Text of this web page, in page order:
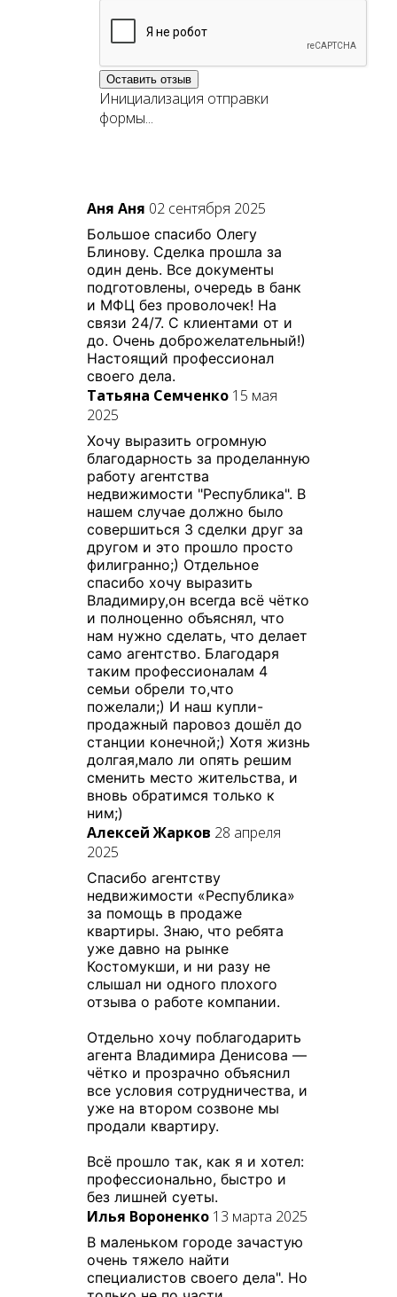
Оставить отзыв
Инициализация отправки
формы...
Аня Аня 02 сентября 2025
Большое спасибо Олегу
Блинову. Сделка прошла за
один день. Все документы
подготовлены, очередь в банк
и МФЦ без проволочек! На
связи 24/7. С клиентами от и
до. Очень доброжелательный!)
Настоящий профессионал
своего дела.
Татьяна Семченко 15 мая
2025
Хочу выразить огромную
благодарность за проделанную
работу агентства
недвижимости "Республика". В
нашем случае должно было
совершиться 3 сделки друг за
другом и это прошло просто
филигранно;) Отдельное
спасибо хочу выразить
Владимиру,он всегда всё чётко
и полноценно объяснял, что
нам нужно сделать, что делает
само агентство. Благодаря
таким профессионалам 4
семьи обрели то,что
пожелали;) И наш купли-
продажный паровоз дошёл до
станции конечной;) Хотя жизнь
долгая,мало ли опять решим
сменить место жительства, и
вновь обратимся только к
ним;)
Алексей Жарков 28 апреля
2025
Спасибо агентству
недвижимости «Республика»
за помощь в продаже
квартиры. Знаю, что ребята
уже давно на рынке
Костомукши, и ни разу не
слышал ни одного плохого
отзыва о работе компании.
Отдельно хочу поблагодарить
агента Владимира Денисова —
чётко и прозрачно объяснил
все условия сотрудничества, и
уже на втором созвоне мы
продали квартиру.
Всё прошло так, как я и хотел:
профессионально, быстро и
без лишней суеты.
Илья Вороненко 13 марта 2025
В маленьком городе зачастую
очень тяжело найти
специалистов своего дела". Но